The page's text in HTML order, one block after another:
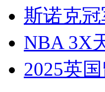
斯诺克
NBA 3X
2025英